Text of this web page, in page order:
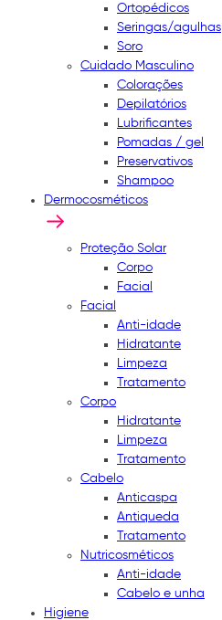
Ortopédicos
Seringas/agulhas
Soro
Cuidado Masculino
Colorações
Depilatórios
Lubrificantes
Pomadas / gel
Preservativos
Shampoo
Dermocosméticos
Proteção Solar
Corpo
Facial
Facial
Anti-idade
Hidratante
Limpeza
Tratamento
Corpo
Hidratante
Limpeza
Tratamento
Cabelo
Anticaspa
Antiqueda
Tratamento
Nutricosméticos
Anti-idade
Cabelo e unha
Higiene